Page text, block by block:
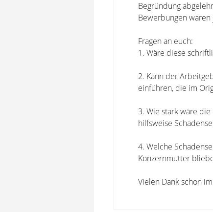
Begründung
Bewerbungen
Fragen an euch:
1. Wäre diese
2. Kann der
einführen, die im
3. Wie stark wäre
hilfsweise
4. Welche
Konzernmutter
Vielen Dank schon